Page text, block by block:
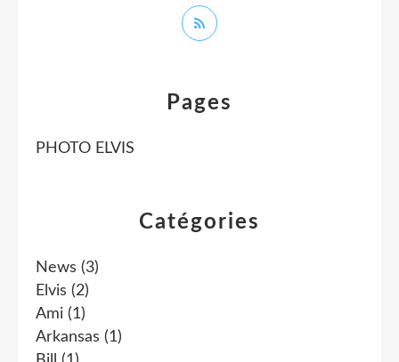
Catégories
News (3)
Elvis (2)
Ami (1)
Arkansas (1)
Pages
PHOTO ELVIS